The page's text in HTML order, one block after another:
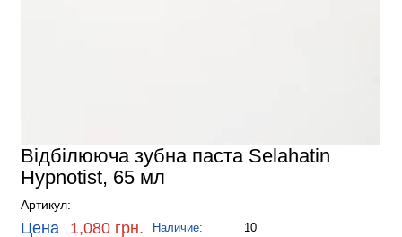
Відбілююча зубна паста Selahatin
Hypnotist, 65 мл
Артикул:
Цена 1,080 грн. Наличие: 10